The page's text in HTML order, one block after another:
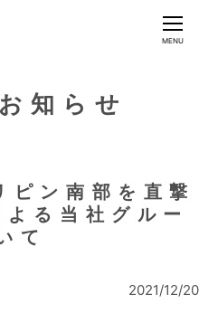
CLOSE
MENU
知らせ
ピン南部を直撃
る当社グルー
て
2021/12/20